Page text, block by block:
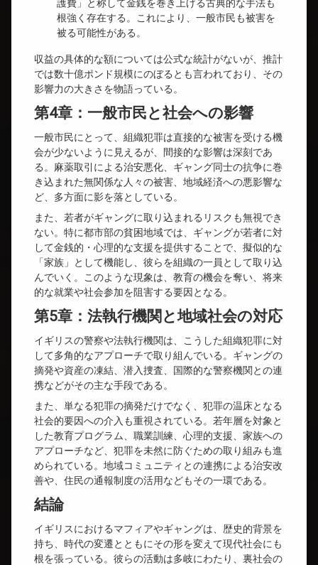
護費」と称して金銭を巻き上げる古典的な手法も
根強く存在する。これにより、一般市民も被害を
被る可能性がある。
収益の具体的な額については公式な統計がないが、推計
では数十億ポンド規模にのぼるとも言われており、その
影響力の大きさを物語っている。
第4章：一般市民と社会への影響
一般市民にとって、組織犯罪は直接的な被害を受ける機
会が少ないように見えるが、間接的な影響は深刻であ
る。麻薬取引による治安悪化、ギャング同士の抗争に巻
き込まれた無関係な人々の被害、地域経済への悪影響な
ど、多方面に影を落としている。
また、若者がギャングに取り込まれるリスクも無視でき
ない。特に都市部の貧困地域では、ギャングが若者に対
して金銭的・心理的な支援を提供することで、擬似的な
「家族」として機能し、彼らを組織の一員として取り込
んでいく。このような現象は、教育の機会を奪い、将来
的な就業や社会参加を阻害する要因となる。
第5章：法執行機関と地域社会の対応
イギリスの警察や法執行機関は、こうした組織犯罪に対
して多角的なアプローチで取り組んでいる。ギャングの
摘発や資産の凍結、潜入捜査、国際的な警察機関との連
携などがその主な手段である。
また、単なる犯罪の摘発だけでなく、犯罪の温床となる
社会的要因への介入も重視されている。若年層を対象と
した教育プログラム、職業訓練、心理的支援、家族への
アプローチなど、犯罪を未然に防ぐための取り組みも進
められている。地域コミュニティとの連携による治安改
善や、住民の通報制度の活用などもその一環である。
結論
イギリスにおけるマフィアやギャングは、歴史的背景を
持ち、時代の変遷とともにその形を変えて現代社会にも
根を張っている。彼らの活動は多岐にわたり、裏社会の